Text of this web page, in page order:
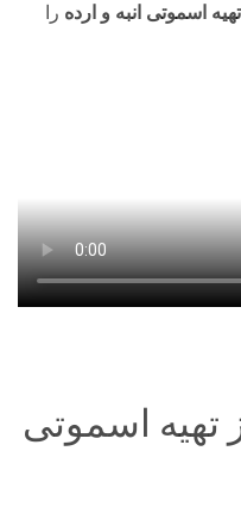
اسموتی انبه و ارده را
اسموتی